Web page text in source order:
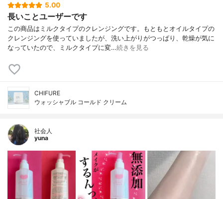
5.00
長いことユーザーです
この商品はミルクタイプのクレンジングです。もともとオイルタイプの
クレンジングを使っていましたが、洗い上がりがつっぱり、乾燥が気に
なっていたので、ミルクタイプに変…続きを見る
CHIFURE
ウォッシャブル コールド クリーム
社会人
yuna